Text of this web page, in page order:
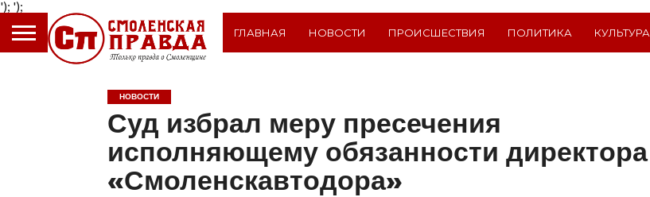
');
ГЛАВНАЯ НОВОСТИ ПРОИСШЕСТВИЯ ПОЛИТИКА КУЛЬТУРА
НОВОСТИ
Суд избрал меру пресечения
исполняющему обязанности директора
«Смоленскавтодора»
');